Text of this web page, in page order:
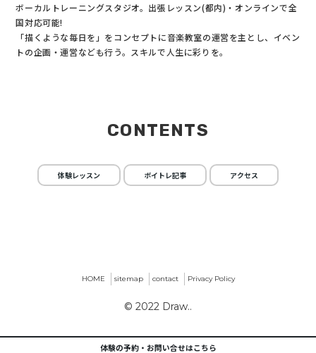
ボーカルトレーニングスタジオ。出張レッスン(都内)・オンラインで全
国対応可能!
「描くような毎日を」をコンセプトに音楽教室の運営を主とし、イベン
トの企画・運営なども行う。スキルで人生に彩りを。
CONTENTS
体験レッスン ボイトレ記事 アクセス
HOME sitemap contact Privacy Policy
© 2022 Draw..
体験の予約・お問い合せはこちら